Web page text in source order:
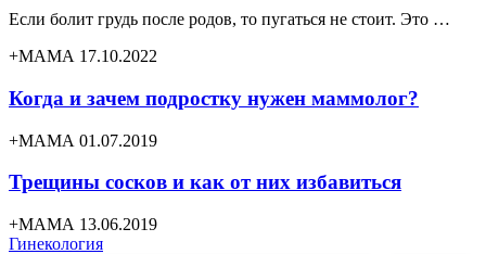
Если болит грудь после родов, то пугаться не стоит. Это …
+МАМА 17.10.2022
Когда и зачем подростку нужен маммолог?
+МАМА 01.07.2019
Трещины сосков и как от них избавиться
+МАМА 13.06.2019
Гинекология